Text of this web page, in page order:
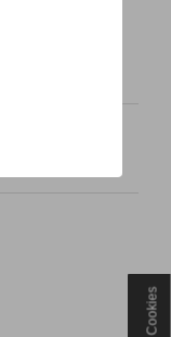
veuillez
recommandés
Cookies